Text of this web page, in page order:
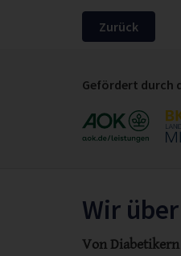
Zurück
Gefördert durch
Wir
Von